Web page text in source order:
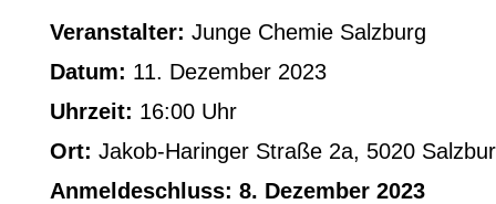
Veranstalter: Junge Chemie Salzburg
Datum: 11. Dezember 2023
Uhrzeit: 16:00 Uhr
Ort: Jakob-Haringer Straße 2a, 5020
Anmeldeschluss: 8. Dezember 2023